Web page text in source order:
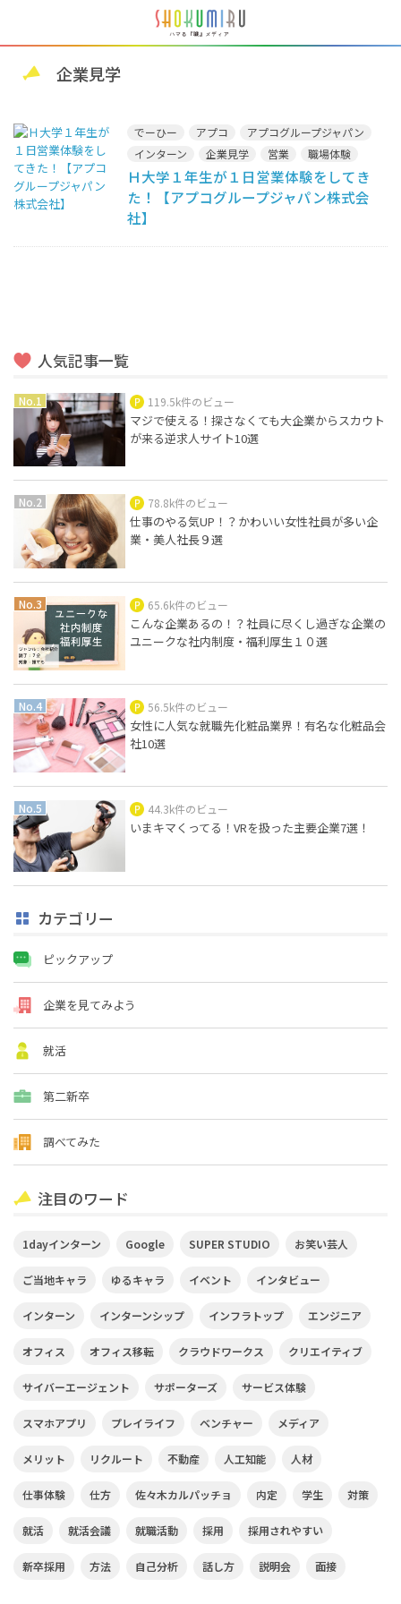
企業見学
でーひー アプコ
アプコグループジャパン
インターン
企業見学 営業 職場体験
Ｈ大学１年生が１日営業体験をしてき
た！【アプコグループジャパン株式会
社】
人気記事一覧
119.5k件のビュー
マジで使える！探さなくても大企業からスカウト
が来る逆求人サイト10選
78.8k件のビュー
仕事のやる気UP！？かわいい女性社員が多い企
業・美人社長９選
65.6k件のビュー
こんな企業あるの！？社員に尽くし過ぎな企業の
ユニークな社内制度・福利厚生１０選
56.5k件のビュー
女性に人気な就職先化粧品業界！有名な化粧品会
社10選
44.3k件のビュー
いまキマくってる！VRを扱った主要企業7選！
カテゴリー
ピックアップ
企業を見てみよう
就活
第二新卒
調べてみた
注目のワード
1dayインターン Google SUPER STUDIO お笑い芸人
ご当地キャラ ゆるキャラ イベント インタビュー
インターン インターンシップ インフラトップ エンジニア
オフィス オフィス移転 クラウドワークス クリエイティブ
サイバーエージェント サポーターズ サービス体験
スマホアプリ プレイライフ ベンチャー メディア
メリット リクルート 不動産 人工知能 人材
仕事体験 仕方 佐々木カルパッチョ 内定 学生 対策
就活 就活会議 就職活動 採用 採用されやすい
新卒採用 方法 自己分析 話し方 説明会 面接